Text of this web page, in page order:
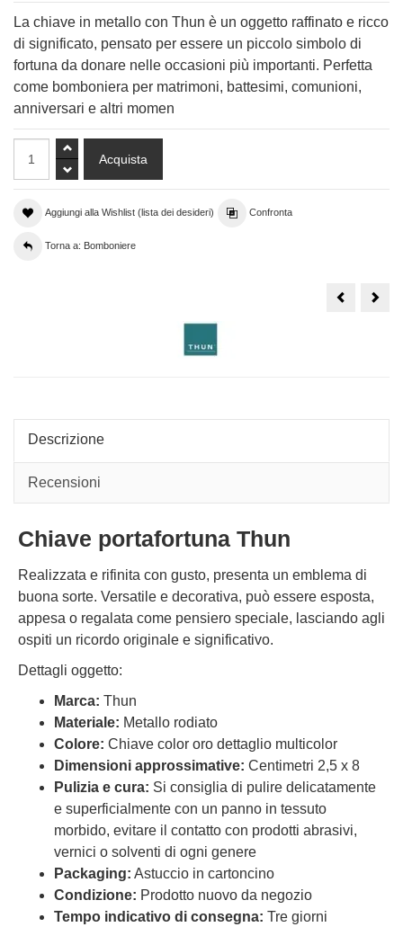
La chiave in metallo con Thun è un oggetto raffinato e ricco
di significato, pensato per essere un piccolo simbolo di
fortuna da donare nelle occasioni più importanti. Perfetta
come bomboniera per matrimoni, battesimi, comunioni,
anniversari e altri momen
Aggiungi alla Wishlist (lista dei desideri) Confronta
Torna a: Bomboniere
Chiave
Descrizione
Recensioni
Chiave portafortuna Thun
Realizzata e rifinita con gusto, presenta un emblema di
buona sorte. Versatile e decorativa, può essere esposta,
appesa o regalata come pensiero speciale, lasciando agli
ospiti un ricordo originale e significativo.
Dettagli oggetto:
Marca: Thun
Materiale: Metallo rodiato
Colore: Chiave color oro dettaglio multicolor
Dimensioni approssimative: Centimetri 2,5 x 8
Pulizia e cura: Si consiglia di pulire delicatamente
e superficialmente con un panno in tessuto
morbido, evitare il contatto con prodotti abrasivi,
vernici o solventi di ogni genere
Packaging: Astuccio in cartoncino
Condizione: Prodotto nuovo da negozio
Tempo indicativo di consegna: Tre giorni